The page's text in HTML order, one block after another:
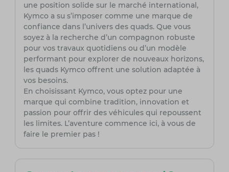
une position solide sur le marché international,
Kymco a su s’imposer comme une marque de
confiance dans l’univers des quads. Que vous
soyez à la recherche d’un compagnon robuste
pour vos travaux quotidiens ou d’un modèle
performant pour explorer de nouveaux horizons,
les quads Kymco offrent une solution adaptée à
vos besoins.
En choisissant Kymco, vous optez pour une
marque qui combine tradition, innovation et
passion pour offrir des véhicules qui repoussent
les limites. L’aventure commence ici, à vous de
faire le premier pas !